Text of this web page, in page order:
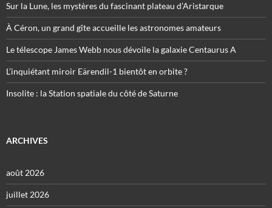
Sur la Lune, les mystères du fascinant plateau d’Aristarque
À Céron, un grand gîte accueille les astronomes amateurs
Le télescope James Webb nous dévoile la galaxie Centaurus A
L’inquiétant miroir Eärendil-1 bientôt en orbite ?
Insolite : la Station spatiale du côté de Saturne
ARCHIVES
août 2026
juillet 2026